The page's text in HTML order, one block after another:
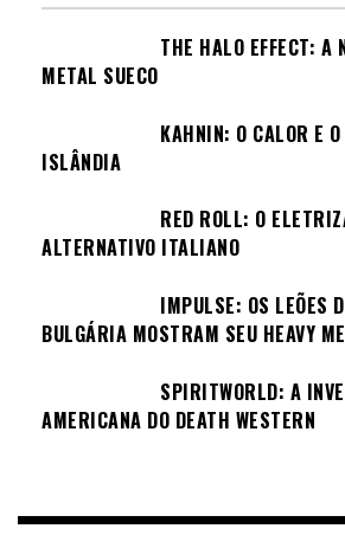
THE HALO EFFECT: A
METAL SUECO
KAHNIN: O CALOR E
ISLÂNDIA
RED ROLL: O
ALTERNATIVO ITALIANO
IMPULSE: OS LEÕES
BULGÁRIA MOSTRAM SEU HEAVY
SPIRITWORLD: A
AMERICANA DO DEATH WESTERN